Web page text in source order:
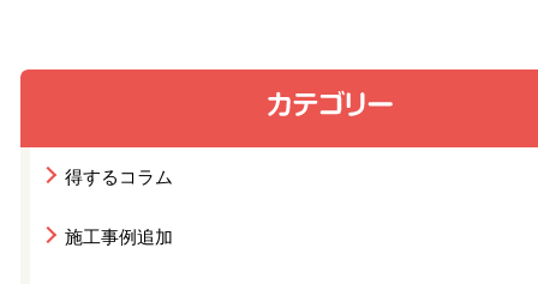
得するコラム
施工事例追加